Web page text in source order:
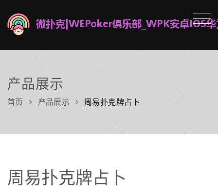
产品展示
首页 产品展示 周易扑克牌占卜
周易扑克牌占卜